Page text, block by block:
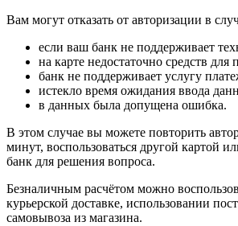
Вам могут отказать от авторизации в
если ваш банк не поддерживает
на карте недостаточно средств для
банк не поддерживает услугу
истекло время ожидания ввода
в данных была допущена ошибка.
В этом случае вы можете повторить
минут, воспользоваться другой картой
банк для решения вопроса.
Безналичным расчётом можно
курьерской доставке, использовании
самовывоза из магазина.